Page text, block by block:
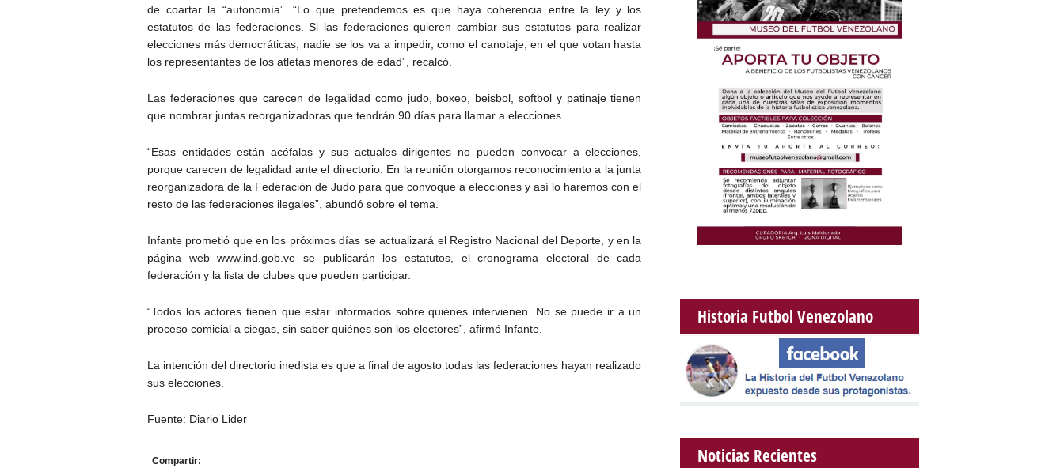
de coartar la “autonomía”. “Lo que pretendemos es que haya coherencia entre la ley y los
estatutos de las federaciones. Si las federaciones quieren cambiar sus estatutos para realizar
elecciones más democráticas, nadie se los va a impedir, como el canotaje, en el que votan hasta
los representantes de los atletas menores de edad”, recalcó.
Las federaciones que carecen de legalidad como judo, boxeo, beisbol, softbol y patinaje tienen
que nombrar juntas reorganizadoras que tendrán 90 días para llamar a elecciones.
“Esas entidades están acéfalas y sus actuales dirigentes no pueden convocar a elecciones,
porque carecen de legalidad ante el directorio. En la reunión otorgamos reconocimiento a la junta
reorganizadora de la Federación de Judo para que convoque a elecciones y así lo haremos con el
resto de las federaciones ilegales”, abundó sobre el tema.
Infante prometió que en los próximos días se actualizará el Registro Nacional del Deporte, y en la
página web www.ind.gob.ve se publicarán los estatutos, el cronograma electoral de cada
federación y la lista de clubes que pueden participar.
“Todos los actores tienen que estar informados sobre quiénes intervienen. No se puede ir a un
proceso comicial a ciegas, sin saber quiénes son los electores”, afirmó Infante.
La intención del directorio inedista es que a final de agosto todas las federaciones hayan realizado
sus elecciones.
Fuente: Diario Lider
Compartir:
Historia Futbol Venezolano
Noticias Recientes